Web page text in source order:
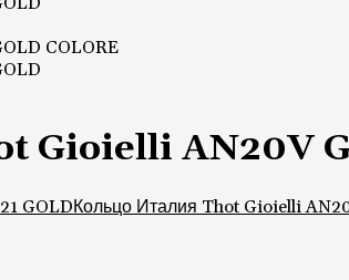
Gioielli AN20V
GOLDКольцо Италия Thot Gioielli